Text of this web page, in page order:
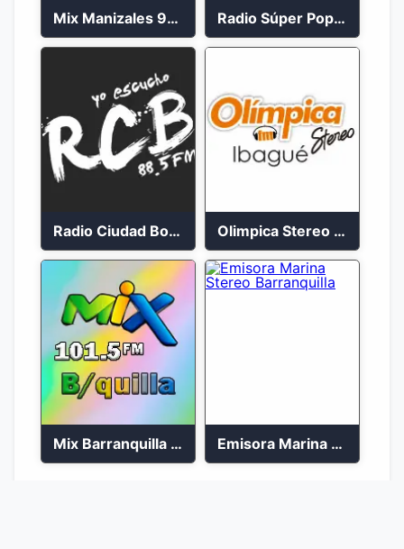
Mix Manizales 95.1 FM en Vivo Radio Súper Popayán en vivo 2023
Radio Ciudad Bolívar 88.5 FM Olimpica Stereo Ibagué 94.3 FM
Mix Barranquilla en vivo 103.9 FM Emisora Marina Stereo Barranquilla